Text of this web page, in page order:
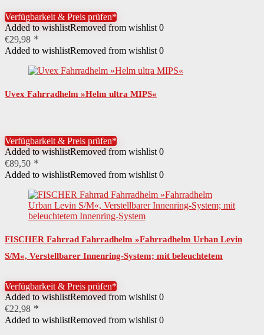
Verfügbarkeit & Preis prüfen*
Added to wishlistRemoved from wishlist 0
€29,98
Added to wishlistRemoved from wishlist 0
Uvex Fahrradhelm »Helm ultra MIPS«
Verfügbarkeit & Preis prüfen*
Added to wishlistRemoved from wishlist 0
€89,50
Added to wishlistRemoved from wishlist 0
FISCHER Fahrrad Fahrradhelm »Fahrradhelm Urban Levin
S/M«, Verstellbarer Innenring-System; mit beleuchtetem
Verfügbarkeit & Preis prüfen*
Added to wishlistRemoved from wishlist 0
€22,98
Added to wishlistRemoved from wishlist 0